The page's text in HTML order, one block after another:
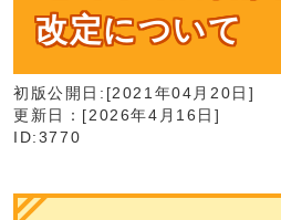
改定について
初版公開日:[2021年04月20日]
更新日：[2026年4月16日]
ID:3770